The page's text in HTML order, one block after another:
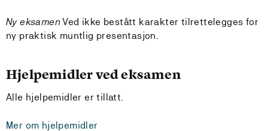
Ny eksamenVed ikke bestått karakter tilrettelegges for
ny praktisk muntlig presentasjon.
Hjelpemidler ved eksamen
Alle hjelpemidler er tillatt.
Mer om hjelpemidler